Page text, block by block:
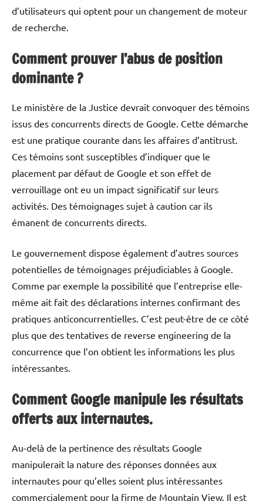
d’utilisateurs qui optent pour un changement de moteur
de recherche.
Comment prouver l’abus de position
dominante ?
Le ministère de la Justice devrait convoquer des témoins
issus des concurrents directs de Google. Cette démarche
est une pratique courante dans les affaires d’antitrust.
Ces témoins sont susceptibles d’indiquer que le
placement par défaut de Google et son effet de
verrouillage ont eu un impact significatif sur leurs
activités. Des témoignages sujet à caution car ils
émanent de concurrents directs.
Le gouvernement dispose également d’autres sources
potentielles de témoignages préjudiciables à Google.
Comme par exemple la possibilité que l’entreprise elle-
même ait fait des déclarations internes confirmant des
pratiques anticoncurrentielles. C’est peut-être de ce côté
plus que des tentatives de reverse engineering de la
concurrence que l’on obtient les informations les plus
intéressantes.
Comment Google manipule les résultats
offerts aux internautes.
Au-delà de la pertinence des résultats Google
manipulerait la nature des réponses données aux
internautes pour qu’elles soient plus intéressantes
commercialement pour la firme de Mountain View. Il est